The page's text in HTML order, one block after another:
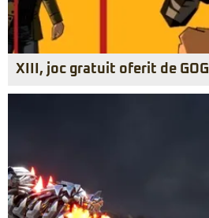
XIII, joc gratuit oferit de GOG